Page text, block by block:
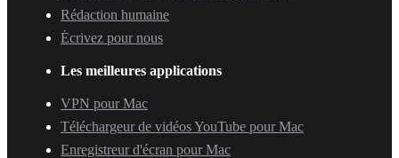
Rédaction humaine
Écrivez pour nous
Les meilleures applications
VPN pour Mac
Téléchargeur de vidéos YouTube pour Mac
Enregistreur d'écran pour Mac